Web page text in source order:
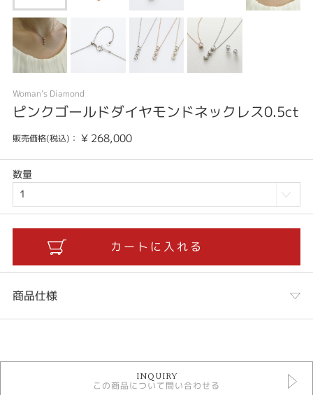
Woman’s Diamond
ピンクゴールドダイヤモンドネックレス0.5ct
販売価格(税込)： ¥ 268,000
数量
商品仕様
ネックレス
INQUIRY
この商品について問い合わせる